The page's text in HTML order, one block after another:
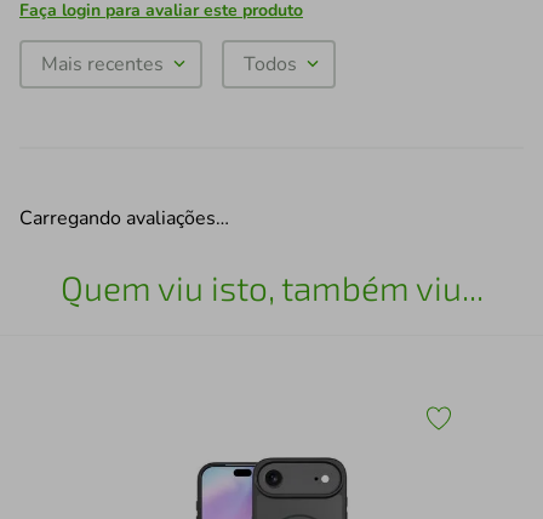
Faça login para avaliar este produto
Mais recentes Todos
Carregando avaliações…
Quem viu isto, também viu...